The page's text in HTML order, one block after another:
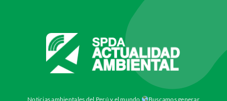
Noticias ambientales del Perú y el mundo Buscamos generar